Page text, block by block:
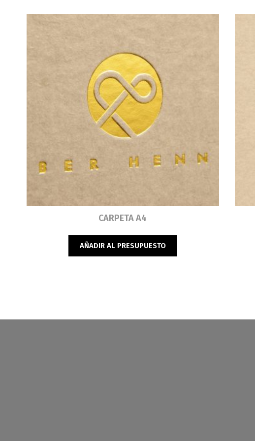
CARPETA A4
AÑADIR AL PRESUPUESTO